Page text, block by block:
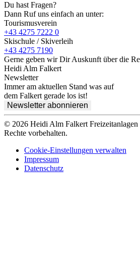
Du hast Fragen?
Dann Ruf uns einfach an unter:
Tourismusverein
+43 4275 7222 0
Skischule / Skiverleih
+43 4275 7190
Gerne geben wir Dir Auskunft über die
Heidi Alm Falkert
Newsletter
Immer am aktuellen Stand was auf
dem Falkert gerade los ist!
Newsletter abonnieren
© 2026 Heidi Alm Falkert
Rechte vorbehalten.
Cookie-Einstellungen verwalten
Impressum
Datenschutz